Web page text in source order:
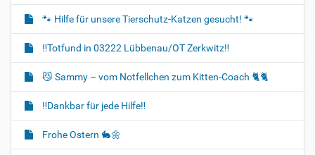
🐾 Hilfe für unsere Tierschutz-Katzen gesucht! 🐾
‼️Totfund in 03222 Lübbenau/OT Zerkwitz‼️
😼 Sammy – vom Notfellchen zum Kitten-Coach 🐈🐈‍
‼️Dankbar für jede Hilfe‼️
Frohe Ostern 🐇🌼